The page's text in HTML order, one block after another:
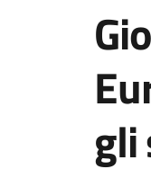
gli